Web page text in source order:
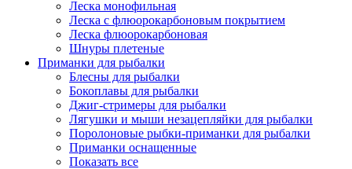
Леска монофильная
Леска с флюорокарбоновым покрытием
Леска флюорокарбоновая
Шнуры плетеные
Приманки для рыбалки
Блесны для рыбалки
Бокоплавы для рыбалки
Джиг-стримеры для рыбалки
Лягушки и мыши незацепляйки для рыбалки
Поролоновые рыбки-приманки для рыбалки
Приманки оснащенные
Показать все